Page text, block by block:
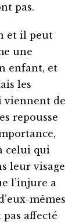
pas.
et il peut
une
enfant, et
les
viennent de
repousse
celui qui
leur visage
l’injure a
mêmes
pas affecté